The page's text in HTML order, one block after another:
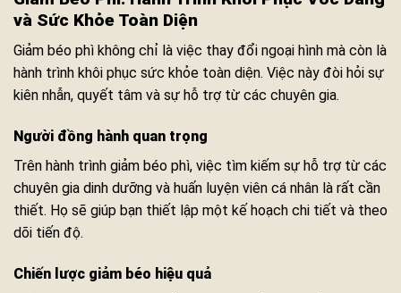
và Sức Khỏe Toàn Diện
Giảm béo phì không chỉ là việc thay đổi ngoại hình mà còn là
hành trình khôi phục sức khỏe toàn diện. Việc này đòi hỏi sự
kiên nhẫn, quyết tâm và sự hỗ trợ từ các chuyên gia.
Người đồng hành quan trọng
Trên hành trình giảm béo phì, việc tìm kiếm sự hỗ trợ từ các
chuyên gia dinh dưỡng và huấn luyện viên cá nhân là rất cần
thiết. Họ sẽ giúp bạn thiết lập một kế hoạch chi tiết và theo
dõi tiến độ.
Chiến lược giảm béo hiệu quả